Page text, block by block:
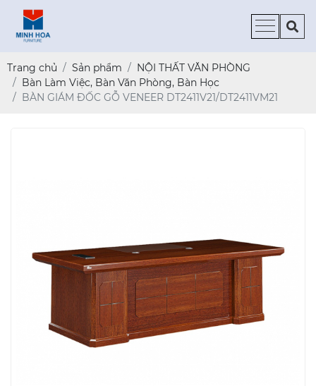
Trang chủ Sản phẩm
NỘI THẤT VĂN PHÒNG
Bàn Làm Việc, Bàn Văn Phòng, Bàn Học
BÀN GIÁM ĐỐC GỖ VENEER DT2411V21/DT2411VM21